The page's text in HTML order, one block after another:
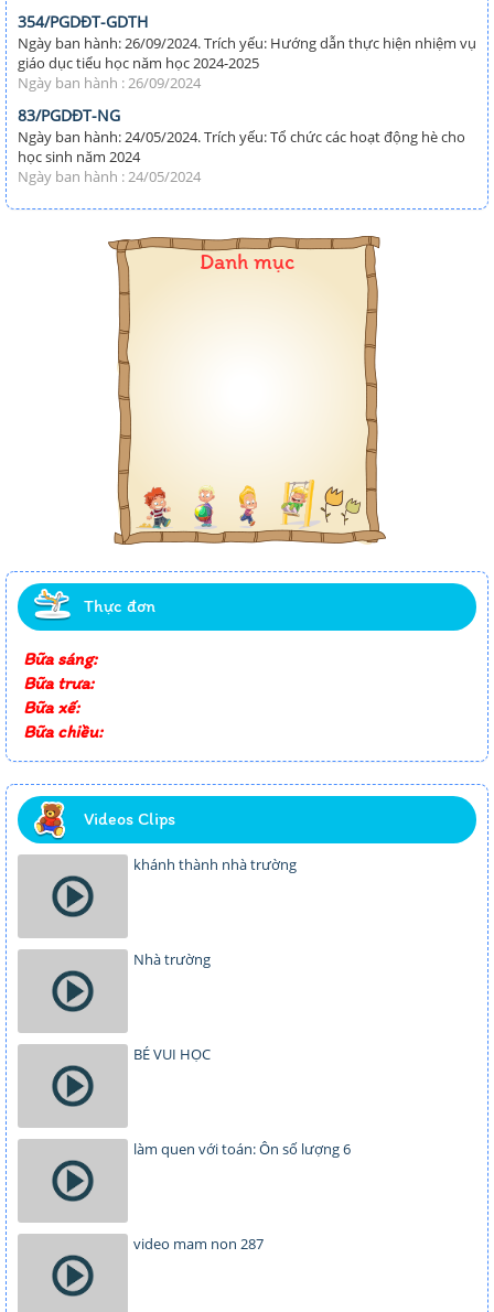
354/PGDĐT-GDTH
Ngày ban hành: 26/09/2024. Trích yếu: Hướng dẫn thực hiện nhiệm vụ
giáo dục tiểu học năm học 2024-2025
Ngày ban hành : 26/09/2024
83/PGDĐT-NG
Ngày ban hành: 24/05/2024. Trích yếu: Tổ chức các hoạt động hè cho
học sinh năm 2024
Ngày ban hành : 24/05/2024
Danh mục
Thực đơn
Bữa sáng:
Bữa trưa:
Bữa xế:
Bữa chiều:
Videos Clips
khánh thành nhà trường
Nhà trường
BÉ VUI HỌC
làm quen với toán: Ôn số lượng 6
video mam non 287